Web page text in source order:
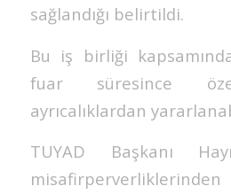
sağlandığı belirtildi.
Bu iş birliği
fuar süresince
ayrıcalıklardan
TUYAD Başkanı